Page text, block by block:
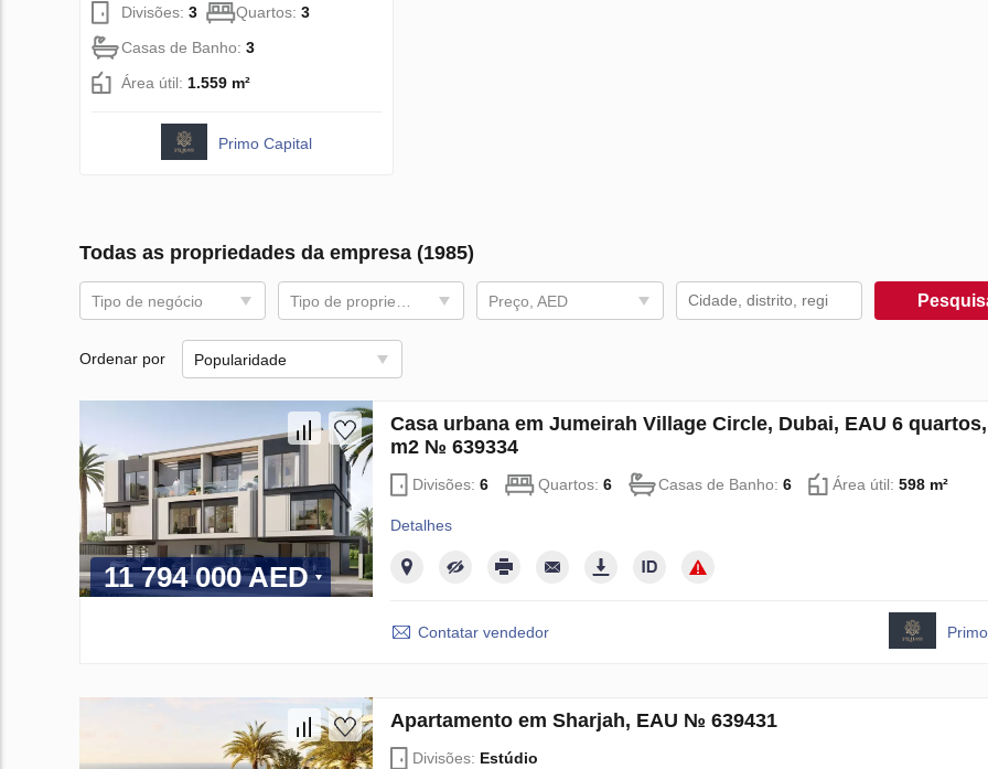
Divisões: 3 Quartos: 3
Casas de Banho: 3
Área útil: 1.559 m²
Primo Capital
Todas as propriedades da empresa (1985)
Tipo de negócio Tipo de propriedade Preço, AED
Ordenar por Popularidade
11 794 000 AED
Casa urbana em Jumeirah Village Circle, Dubai, EAU 6
m2 № 639334
Divisões:6 Quartos:6 Casas de Banho:6 Área útil:598 m²
Detalhes
Contatar vendedor
Apartamento em Sharjah, EAU № 639431
Divisões: Estúdio